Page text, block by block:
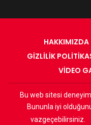
HAKKIMIZDA
GIZLILIK
VIDEO
© 2022 -
Bu web sitesi
Bununla iyi
vazgeçebilirsiniz.